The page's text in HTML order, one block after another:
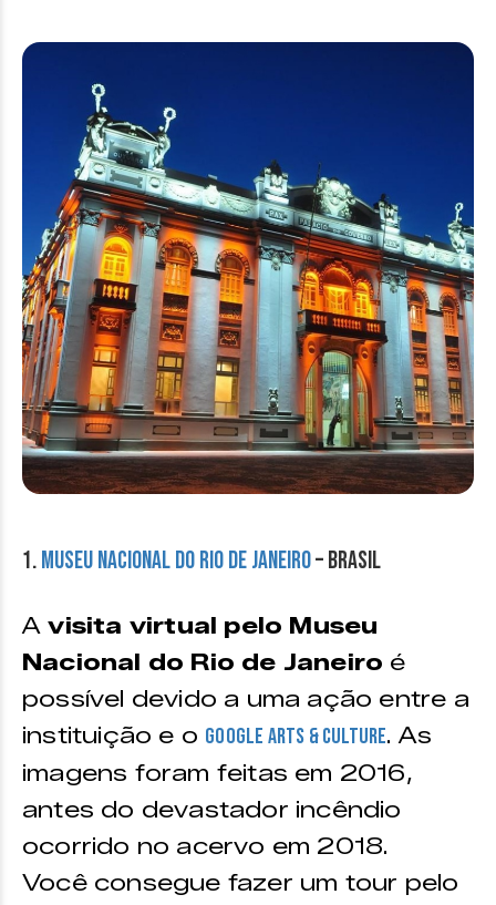
1.Museu Nacional do Rio de Janeiro– Brasil
Avisita virtual pelo Museu
Nacional do Rio de Janeiro é
possível devido a uma ação entre a
instituição e o Google Arts & Culture. As
imagens foram feitas em 2016,
antes do devastador incêndio
ocorrido no acervo em 2018.
Você consegue fazer um tour pelo